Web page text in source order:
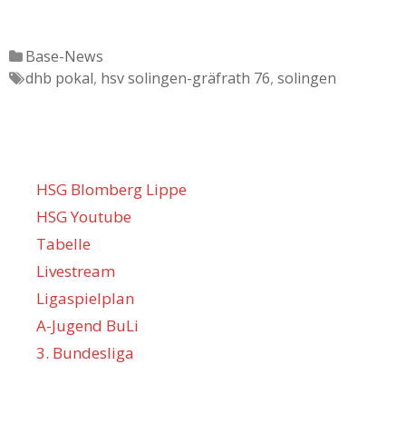
Katgeorien
Base-News
Tags
dhb pokal, hsv solingen-gräfrath 76, solingen
HSG Blomberg Lippe
HSG Youtube
Tabelle
Livestream
Ligaspielplan
A-Jugend BuLi
3. Bundesliga